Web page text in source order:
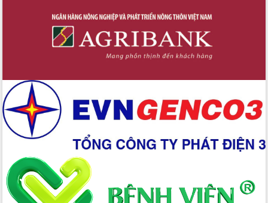
Nâng cao hiệu lực, hiệu quả HĐND
tỉnh thông qua hiện đại hóa hành chính
Xã Ea Phê gắn cải cách hành chính với
Hồ Thị Nguyên Thảo làm việc tại Trung
tâm Phục vụ hành chính công xã Ea
Xây dựng nền hành chính số đồng
hành cùng nông dân dân, doanh nghiệp
Giai đoạn 2026-2030, Đắk Lắk phấn
đấu có 77% xã đạt chuẩn nông thôn
mới
Chuyển đổi số 'mở đường' cho nông
nghiệp Đắk Lắk tăng trưởng bứt phá